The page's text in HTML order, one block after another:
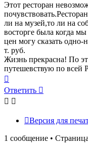
Этот ресторан
ли на музей,то ли на
восторге была когда
цен могу сказать одно-
т. руб.
Жизнь прекрасна! По
путешевствую по всей
к
началу
Ответить
Версия для
1 сообщение • Страница